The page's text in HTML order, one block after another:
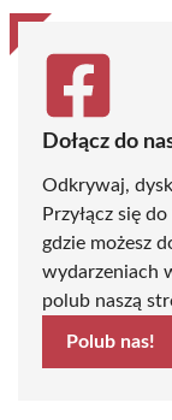
Dołącz do
Odkrywaj,
Przyłącz się
gdzie możesz
wydarzeniach
polub naszą
Polub nas!